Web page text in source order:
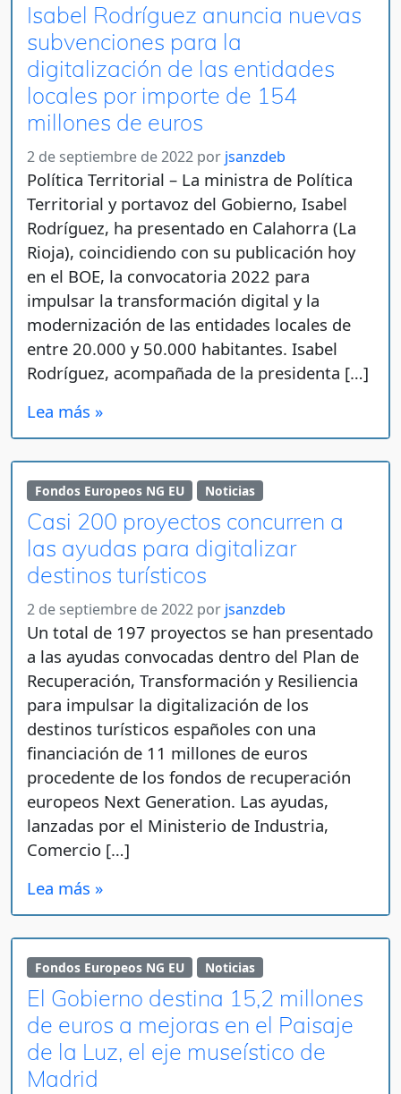
Isabel Rodríguez anuncia nuevas
subvenciones para la
digitalización de las entidades
locales por importe de 154
millones de euros
2 de septiembre de 2022 por jsanzdeb
Política Territorial – La ministra de Política
Territorial y portavoz del Gobierno, Isabel
Rodríguez, ha presentado en Calahorra (La
Rioja), coincidiendo con su publicación hoy
en el BOE, la convocatoria 2022 para
impulsar la transformación digital y la
modernización de las entidades locales de
entre 20.000 y 50.000 habitantes. Isabel
Rodríguez, acompañada de la presidenta […]
Lea más »
Fondos Europeos NG EU Noticias
Casi 200 proyectos concurren a
las ayudas para digitalizar
destinos turísticos
2 de septiembre de 2022 por jsanzdeb
Un total de 197 proyectos se han presentado
a las ayudas convocadas dentro del Plan de
Recuperación, Transformación y Resiliencia
para impulsar la digitalización de los
destinos turísticos españoles con una
financiación de 11 millones de euros
procedente de los fondos de recuperación
europeos Next Generation. Las ayudas,
lanzadas por el Ministerio de Industria,
Comercio […]
Lea más »
Fondos Europeos NG EU Noticias
El Gobierno destina 15,2 millones
de euros a mejoras en el Paisaje
de la Luz, el eje museístico de
Madrid